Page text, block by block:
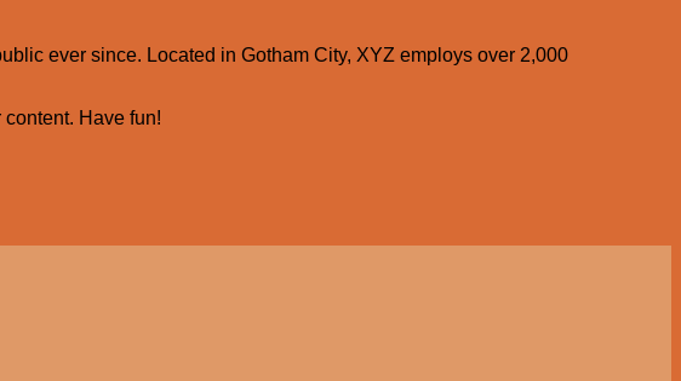
ever since. Located in Gotham City, XYZ employs over 2,000
Have fun!